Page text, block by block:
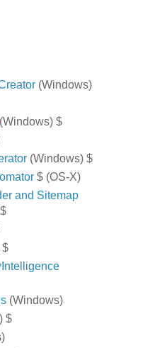
(Windows)
$
(Windows) $
$ (OS-X)
and Sitemap
(Windows)
$